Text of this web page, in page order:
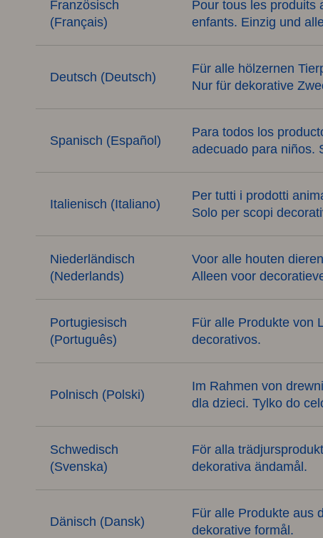
Französisch
(Français)
Pour tous les produits
enfants. Einzig und
Deutsch (Deutsch)
Für alle hölzernen
Nur für dekorative
Spanisch (Español)
Para todos los
adecuado para niños.
Italienisch (Italiano)
Per tutti i prodotti
Solo per scopi
Niederländisch
(Nederlands)
Voor alle houten
Alleen voor
Portugiesisch
(Português)
Für alle Produkte von
decorativos.
Polnisch (Polski)
Im Rahmen von
dla dzieci. Tylko do
Schwedisch
(Svenska)
För alla
dekorativa ändamål.
Dänisch (Dansk)
Für alle Produkte aus
dekorative formål.